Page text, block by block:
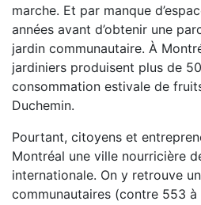
marche. Et par manque
années avant d’obtenir une
jardin communautaire. À
jardiniers produisent plus de
consommation estivale de
Duchemin.
Pourtant, citoyens et
Montréal une ville nourricière
internationale. On y retrouve
communautaires (contre 553